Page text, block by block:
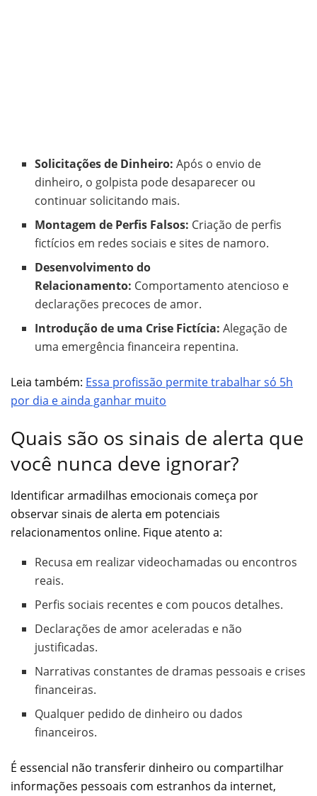
Solicitações de Dinheiro: Após o envio de
dinheiro, o golpista pode desaparecer ou
continuar solicitando mais.
Montagem de Perfis Falsos: Criação de perfis
fictícios em redes sociais e sites de namoro.
Desenvolvimento do
Relacionamento: Comportamento atencioso e
declarações precoces de amor.
Introdução de uma Crise Fictícia: Alegação de
uma emergência financeira repentina.
Leia também: Essa profissão permite trabalhar só 5h
por dia e ainda ganhar muito
Quais são os sinais de alerta que
você nunca deve ignorar?
Identificar armadilhas emocionais começa por
observar sinais de alerta em potenciais
relacionamentos online. Fique atento a:
Recusa em realizar videochamadas ou encontros
reais.
Perfis sociais recentes e com poucos detalhes.
Declarações de amor aceleradas e não
justificadas.
Narrativas constantes de dramas pessoais e crises
financeiras.
Qualquer pedido de dinheiro ou dados
financeiros.
É essencial não transferir dinheiro ou compartilhar
informações pessoais com estranhos da internet,